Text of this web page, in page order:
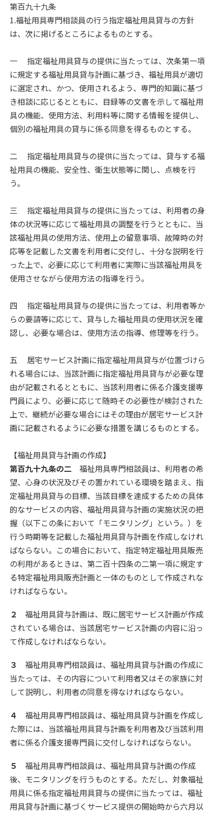
第百九十九条
1.福祉用具専門相談員の行う指定福祉用具貸与の方針
は、次に掲げるところによるものとする。
一 指定福祉用具貸与の提供に当たっては、次条第一項
に規定する福祉用具貸与計画に基づき、福祉用具が適切
に選定され、かつ、使用されるよう、専門的知識に基づ
き相談に応じるとともに、目録等の文書を示して福祉用
具の機能、使用方法、利用料等に関する情報を提供し、
個別の福祉用具の貸与に係る同意を得るものとする。
二 指定福祉用具貸与の提供に当たっては、貸与する福
祉用具の機能、安全性、衛生状態等に関し、点検を行
う。
三 指定福祉用具貸与の提供に当たっては、利用者の身
体の状況等に応じて福祉用具の調整を行うとともに、当
該福祉用具の使用方法、使用上の留意事項、故障時の対
応等を記載した文書を利用者に交付し、十分な説明を行
った上で、必要に応じて利用者に実際に当該福祉用具を
使用させながら使用方法の指導を行う。
四 指定福祉用具貸与の提供に当たっては、利用者等か
らの要請等に応じて、貸与した福祉用具の使用状況を確
認し、必要な場合は、使用方法の指導、修理等を行う。
五 居宅サービス計画に指定福祉用具貸与が位置づけら
れる場合には、当該計画に指定福祉用具貸与が必要な理
由が記載されるとともに、当該利用者に係る介護支援専
門員により、必要に応じて随時その必要性が検討された
上で、継続が必要な場合にはその理由が居宅サービス計
画に記載されるように必要な措置を講じるものとする。
【福祉用具貸与計画の作成】
第百九十九条の二 福祉用具専門相談員は、利用者の希
望、心身の状況及びその置かれている環境を踏まえ、指
定福祉用具貸与の目標、当該目標を達成するための具体
的なサービスの内容、福祉用具貸与計画の実施状況の把
握（以下この条において「モニタリング」という。）を
行う時期等を記載した福祉用具貸与計画を作成しなけれ
ばならない。この場合において、指定特定福祉用具販売
の利用があるときは、第二百十四条の二第一項に規定す
る特定福祉用具販売計画と一体のものとして作成されな
ければならない。
２
福祉用具貸与計画は、既に居宅サービス計画が作成
されている場合は、当該居宅サービス計画の内容に沿っ
て作成しなければならない。
３
福祉用具専門相談員は、福祉用具貸与計画の作成に
当たっては、その内容について利用者又はその家族に対
して説明し、利用者の同意を得なければならない。
４
福祉用具専門相談員は、福祉用具貸与計画を作成し
た際には、当該福祉用具貸与計画を利用者及び当該利用
者に係る介護支援専門員に交付しなければならない。
５
福祉用具専門相談員は、福祉用具貸与計画の作成
後、モニタリングを行うものとする。ただし、対象福祉
用具に係る指定福祉用具貸与の提供に当たっては、福祉
用具貸与計画に基づくサービス提供の開始時から六月以